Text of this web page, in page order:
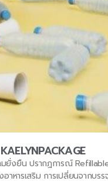
ยั่งยืน ปรากฏการณ์
าหารเสริม การเปลี่ยนจาก